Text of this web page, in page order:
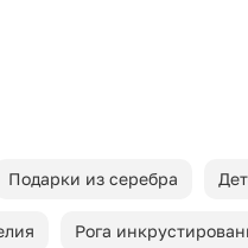
Подарки из серебра
Рога